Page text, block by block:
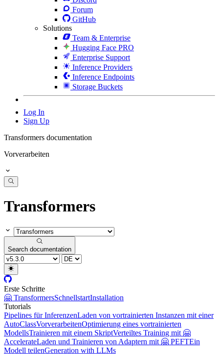
Forum
GitHub
Solutions
Team & Enterprise
Hugging Face PRO
Enterprise Support
Inference Providers
Inference Endpoints
Storage Buckets
Log In
Sign Up
Transformers documentation
Vorverarbeiten
Transformers
Search documentation
Erste Schritte
🤗 TransformersSchnellstartInstallation
Tutorials
Pipelines für InferenzenLaden von vortrainierten Instanzen mit einer
AutoClassVorverarbeitenOptimierung eines vortrainierten
ModellsTrainieren mit einem SkriptVerteiltes Training mit 🤗
AccelerateLaden und Trainieren von Adaptern mit 🤗 PEFTEin
Modell teilenGeneration with LLMs